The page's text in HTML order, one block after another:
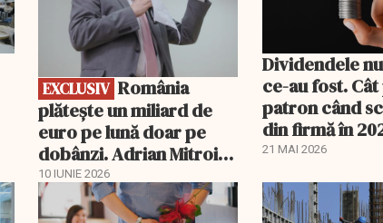
EXCLUSIV România
plătește un miliard de
euro pe lună doar pe
dobânzi. Adrian Mitroi:
O datorie publică
„insurmontabilă”
10 IUNIE 2026
Dividendele
ce-au fost.
patron când
din firmă în
21 MAI 2026